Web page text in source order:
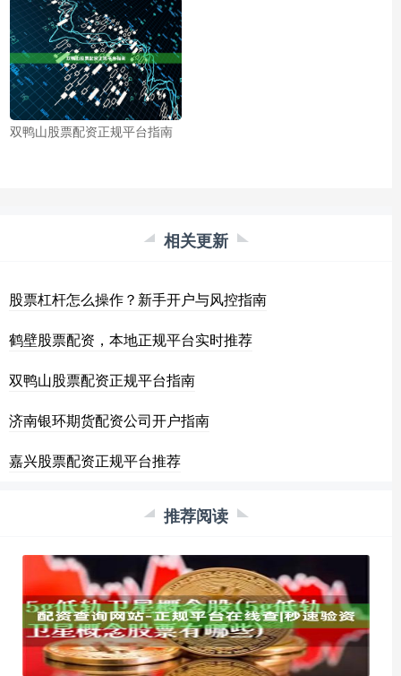
双鸭山股票配资正规平台指南
相关更新
股票杠杆怎么操作？新手开户与风控指南
鹤壁股票配资，本地正规平台实时推荐
双鸭山股票配资正规平台指南
济南银环期货配资公司开户指南
嘉兴股票配资正规平台推荐
推荐阅读